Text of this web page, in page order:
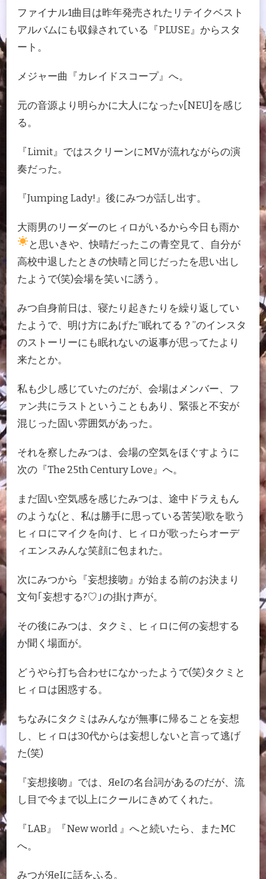
ファイナル1曲目は昨年発売されたリテイクベスト
アルバムにも収録されている『PLUSE』からスタ
ート。
メジャー曲『カレイドスコープ』へ。
元の音源より明らかに大人になったν[NEU]を感じ
る。
『Limit』ではスクリーンにMVが流れながらの演
奏だった。
『Jumping Lady!』後にみつが話し出す。
大雨男のリーダーのヒィロがいるから今日も雨か
と思いきや、快晴だったこの青空見て、自分が
高校中退したときの快晴と同じだったを思い出し
たようで(笑)会場を笑いに誘う。
みつ自身前日は、寝たり起きたりを繰り返してい
たようで、明け方にあげた“眠れてる？”のインスタ
のストーリーにも眠れないの返事が思ってたより
来たとか。
私も少し感じていたのだが、会場はメンバー、フ
ァン共にラストということもあり、緊張と不安が
混じった固い雰囲気があった。
それを察したみつは、会場の空気をほぐすように
次の『The 25th Century Love』へ。
まだ固い空気感を感じたみつは、途中ドラえもん
のような(と、私は勝手に思っている苦笑)歌を歌う
ヒィロにマイクを向け、ヒィロが歌ったらオーデ
ィエンスみんな笑顔に包まれた。
次にみつから『妄想接吻』が始まる前のお決まり
文句｢妄想する?♡｣の掛け声が。
その後にみつは、タクミ、ヒィロに何の妄想する
か聞く場面が。
どうやら打ち合わせになかったようで(笑)タクミと
ヒィロは困惑する。
ちなみにタクミはみんなが無事に帰ることを妄想
し、ヒィロは30代からは妄想しないと言って逃げ
た(笑)
『妄想接吻』では、ЯeIの名台詞があるのだが、流
し目で今まで以上にクールにきめてくれた。
『LAB』『New world 』へと続いたら、またMC
へ。
みつがЯeIに話をふる。